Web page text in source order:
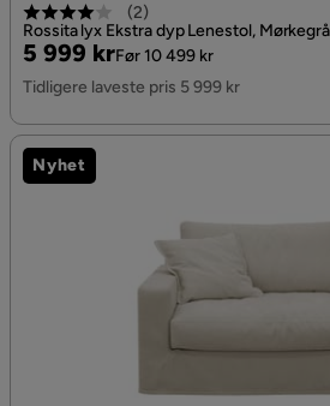
(2)
Rossita lyx Ekstra dyp Lenestol,
Pris
5 999 kr
Original
Pris
Før 10 499 kr
Tidligere laveste pris 5 999 kr
Nyhet